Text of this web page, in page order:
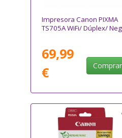
Impresora Canon PIXMA
TS705A WiFi/ Dúplex/
69,99
€
Comprar